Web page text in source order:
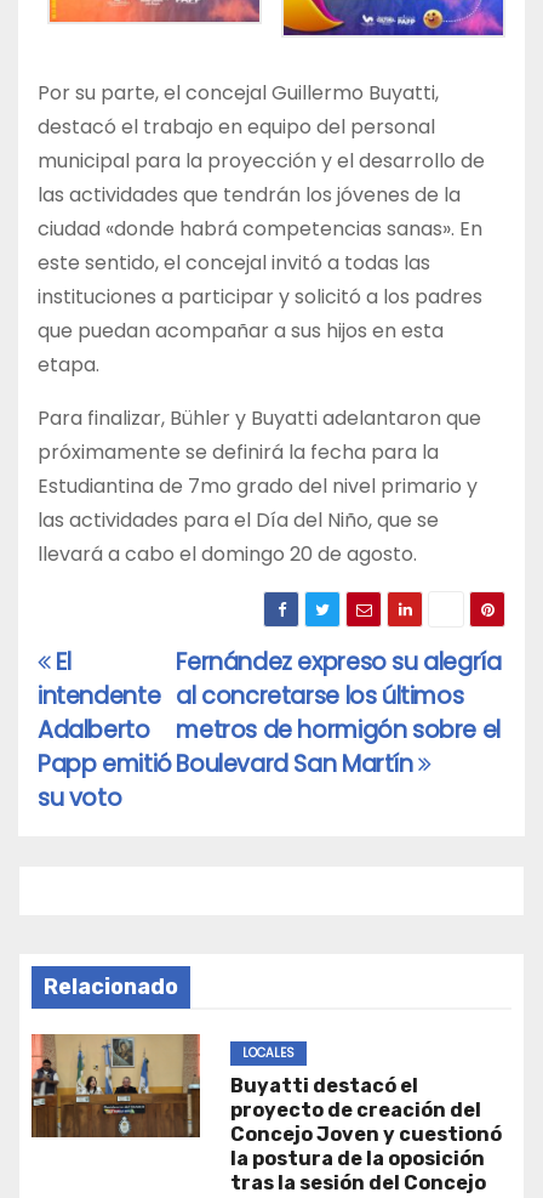
Por su parte, el concejal Guillermo Buyatti,
destacó el trabajo en equipo del personal
municipal para la proyección y el desarrollo de
las actividades que tendrán los jóvenes de la
ciudad «donde habrá competencias sanas». En
este sentido, el concejal invitó a todas las
instituciones a participar y solicitó a los padres
que puedan acompañar a sus hijos en esta
etapa.
Para finalizar, Bühler y Buyatti adelantaron que
próximamente se definirá la fecha para la
Estudiantina de 7mo grado del nivel primario y
las actividades para el Día del Niño, que se
llevará a cabo el domingo 20 de agosto.
Navegación
de
entradas
Fernández expreso su alegría
al concretarse los últimos
metros de hormigón sobre el
Boulevard San Martín
El
intendente
Adalberto
Papp emitió
su voto
Relacionado
LOCALES
Buyatti destacó el
proyecto de creación del
Concejo Joven y cuestionó
la postura de la oposición
tras la sesión del Concejo